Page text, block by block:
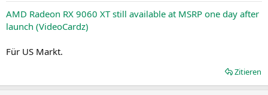
AMD Radeon RX 9060 XT still available at MSRP one day after
launch (VideoCardz)
Für US Markt.
Zitieren